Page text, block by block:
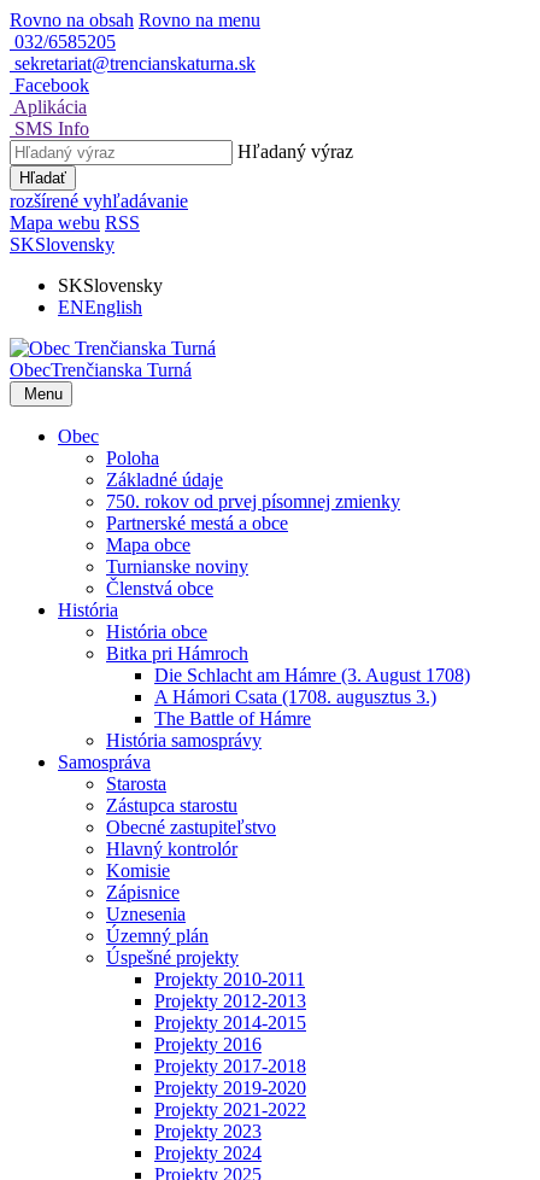
Rovno na obsah Rovno na menu
032/6585205
sekretariat@trencianskaturna.sk
Facebook
Aplikácia
SMS Info
Hľadaný výraz
Hľadať
rozšírené vyhľadávanie
Mapa webu RSS
SKSlovensky
SKSlovensky
ENEnglish
ObecTrenčianska Turná
Menu
Obec
Poloha
Základné údaje
750. rokov od prvej písomnej zmienky
Partnerské mestá a obce
Mapa obce
Turnianske noviny
Členstvá obce
História
História obce
Bitka pri Hámroch
Die Schlacht am Hámre (3. August 1708)
A Hámori Csata (1708. augusztus 3.)
The Battle of Hámre
História samosprávy
Samospráva
Starosta
Zástupca starostu
Obecné zastupiteľstvo
Hlavný kontrolór
Komisie
Zápisnice
Uznesenia
Územný plán
Úspešné projekty
Projekty 2010-2011
Projekty 2012-2013
Projekty 2014-2015
Projekty 2016
Projekty 2017-2018
Projekty 2019-2020
Projekty 2021-2022
Projekty 2023
Projekty 2024
Projekty 2025